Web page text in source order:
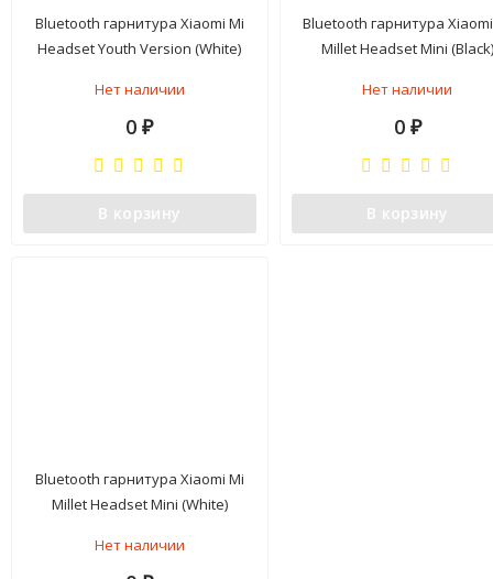
Bluetooth гарнитура Xiaomi Mi
Headset Youth Version (White)
Нет наличии
0₽
В корзину
Bluetooth гарнитура
Millet Headset Mini (Black)
Нет наличии
0 ₽
В корзину
Bluetooth гарнитура Xiaomi Mi
Millet Headset Mini (White)
Нет наличии